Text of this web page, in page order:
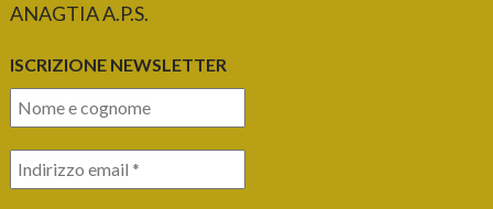
ANAGTIA A.P.S.
ISCRIZIONE NEWSLETTER